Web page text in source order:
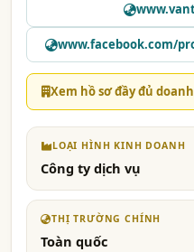
www.facebook.com/
Xem hồ sơ đầy đủ
LOẠI HÌNH KINH DOANH
Công ty dịch vụ
THỊ TRƯỜNG CHÍNH
Toàn quốc